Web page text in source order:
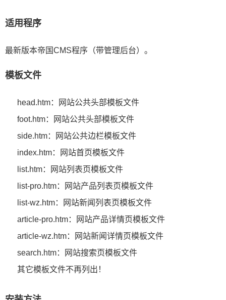
适用程序
最新版本帝国CMS程序（带管理后台）。
模板文件
head.htm：网站公共头部模板文件
foot.htm：网站公共头部模板文件
side.htm：网站公共边栏模板文件
index.htm：网站首页模板文件
list.htm：网站列表页模板文件
list-pro.htm：网站产品列表页模板文件
list-wz.htm：网站新闻列表页模板文件
article-pro.htm：网站产品详情页模板文件
article-wz.htm：网站新闻详情页模板文件
search.htm：网站搜索页模板文件
其它模板文件不再列出！